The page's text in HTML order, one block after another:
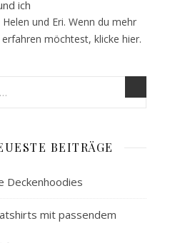
und Eri. Wenn du mehr
möchtest, klicke hier.
BEITRÄGE
Deckenhoodies
mit passendem